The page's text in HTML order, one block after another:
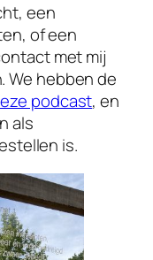
een
of een
met mij
We hebben de
podcast, en
als
is.